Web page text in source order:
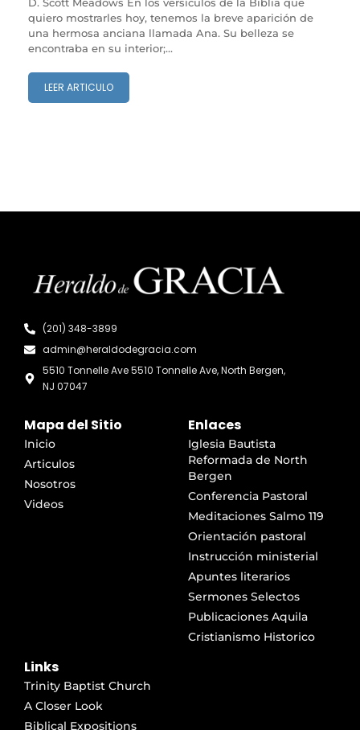
quiero mostrarles hoy, tenemos la breve aparición de
una hermosa anciana llamada Ana. Su belleza se
encontraba en su interior;...
LEER ARTICULO
(201) 348-3899
admin@heraldodegracia.com
5510 Tonnelle Ave 5510 Tonnelle Ave, North Bergen,
NJ 07047
Mapa del Sitio
Inicio
Articulos
Nosotros
Videos
Enlaces
Iglesia Bautista
Reformada de North
Bergen
Conferencia Pastoral
Meditaciones Salmo 119
Orientación pastoral
Instrucción ministerial
Apuntes literarios
Sermones Selectos
Publicaciones Aquila
Cristianismo Historico
Links
Trinity Baptist Church
A Closer Look
Biblical Expositions